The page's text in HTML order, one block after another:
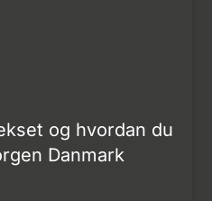
og hvordan du
Danmark